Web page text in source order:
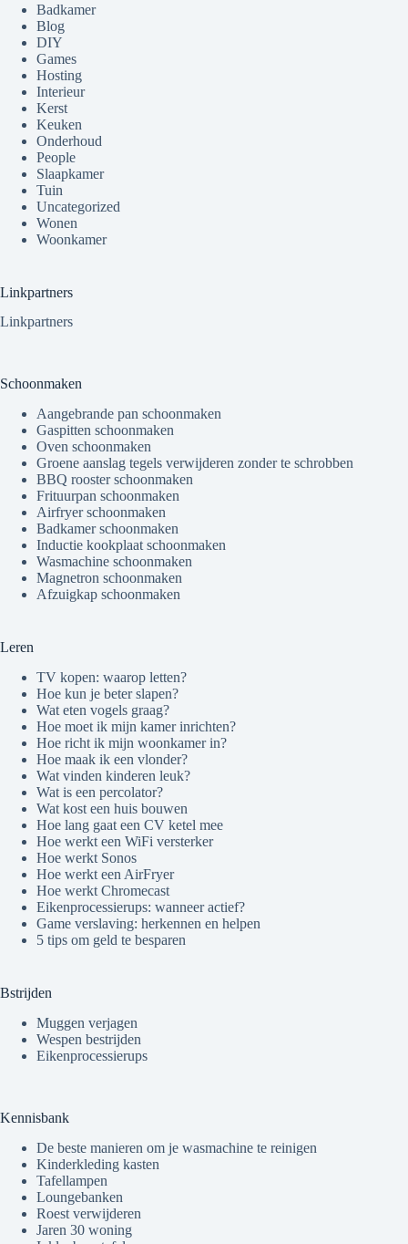
Badkamer
Blog
DIY
Games
Hosting
Interieur
Kerst
Keuken
Onderhoud
People
Slaapkamer
Tuin
Uncategorized
Wonen
Woonkamer
Linkpartners
Linkpartners
Schoonmaken
Aangebrande pan schoonmaken
Gaspitten schoonmaken
Oven schoonmaken
Groene aanslag tegels verwijderen zonder te schrobben
BBQ rooster schoonmaken
Frituurpan schoonmaken
Airfryer schoonmaken
Badkamer schoonmaken
Inductie kookplaat schoonmaken
Wasmachine schoonmaken
Magnetron schoonmaken
Afzuigkap schoonmaken
Leren
TV kopen: waarop letten?
Hoe kun je beter slapen?
Wat eten vogels graag?
Hoe moet ik mijn kamer inrichten?
Hoe richt ik mijn woonkamer in?
Hoe maak ik een vlonder?
Wat vinden kinderen leuk?
Wat is een percolator?
Wat kost een huis bouwen
Hoe lang gaat een CV ketel mee
Hoe werkt een WiFi versterker
Hoe werkt Sonos
Hoe werkt een AirFryer
Hoe werkt Chromecast
Eikenprocessierups: wanneer actief?
Game verslaving: herkennen en helpen
5 tips om geld te besparen
Bstrijden
Muggen verjagen
Wespen bestrijden
Eikenprocessierups
Kennisbank
De beste manieren om je wasmachine te reinigen
Kinderkleding kasten
Tafellampen
Loungebanken
Roest verwijderen
Jaren 30 woning